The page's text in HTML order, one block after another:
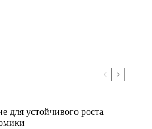
для устойчивого роста